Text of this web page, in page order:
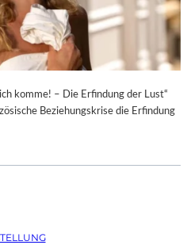
L
E
R
T
E
R
komme! – Die Erfindung der Lust“
Beziehungskrise die Erfindung